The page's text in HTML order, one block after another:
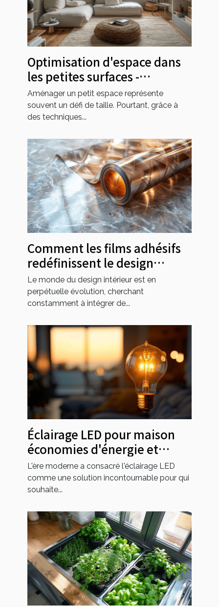
Optimisation d'espace dans
les petites surfaces -
Techniques et meubles
intelligents pour maximiser
l'espace
Aménager un petit espace représente
souvent un défi de taille. Pourtant, grâce à
des techniques...
Comment les films adhésifs
redéfinissent le design
intérieur moderne
Le monde du design intérieur est en
perpétuelle évolution, cherchant
constamment à intégrer de...
Éclairage LED pour maison
économies d'énergie et
ambiance lumineuse
L'ère moderne a consacré l'éclairage LED
comme une solution incontournable pour qui
souhaite...